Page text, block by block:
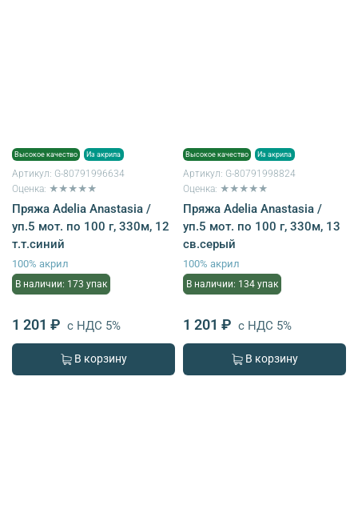
Высокое качество Из акрила
Артикул: G-80791996634
Оценка: ★★★★★
Пряжа Adelia Anastasia /
уп.5 мот. по 100 г, 330м, 12
т.т.синий
100% акрил
В наличии: 173 упак
1 201 ₽ с НДС 5%
В корзину
Высокое качество Из акрила
Артикул: G-80791998824
Оценка: ★★★★★
Пряжа Adelia Anastasia /
уп.5 мот. по 100 г, 330м, 13
св.серый
100% акрил
В наличии: 134 упак
1 201 ₽ с НДС 5%
В корзину